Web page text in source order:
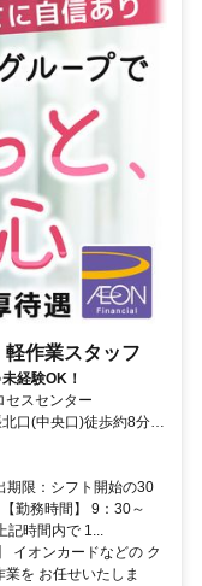
作業スタッフ
経験OK！
スセンター
口(中央口)徒歩約8分、
、ＪＲ総武本線 幕張南
期限：シフト開始の30
勤務時間】 9：30～
記時間内で 1...
イオンカードなどの ク
を お任せいたしま